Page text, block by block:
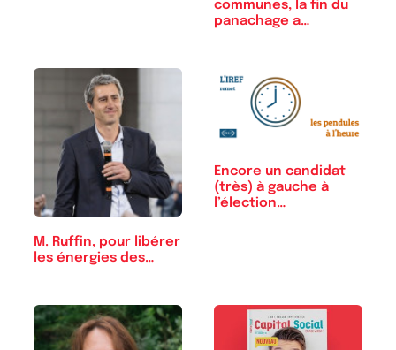
communes, la fin du
panachage a…
M. Ruffin, pour libérer
les énergies des…
Encore un candidat
(très) à gauche à
l’élection…